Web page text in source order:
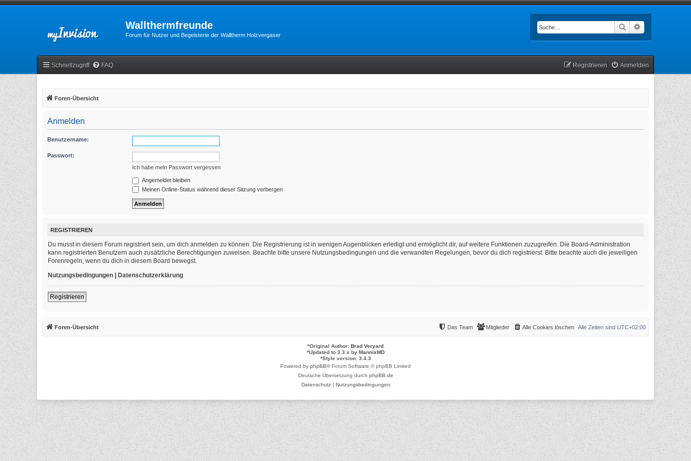
Wallthermfreunde
Forum für Nutzer und Begeisterte der Walltherm Holzvergaser
Suche
Schnellzugriff FAQ Anmelden
Registrieren
Foren-Übersicht
Anmelden
Benutzername:
Passwort:
Ich habe mein Passwort vergessen
Angemeldet bleiben
Meinen Online-Status während dieser Sitzung verbergen
REGISTRIEREN
Du musst in diesem Forum registriert sein, um dich anmelden zu können. Die Registrierung ist in wenigen Augenblicken erledigt und ermöglicht dir, auf weitere Funktionen zuzugreifen. Die Board-Administration
kann registrierten Benutzern auch zusätzliche Berechtigungen zuweisen. Beachte bitte unsere Nutzungsbedingungen und die verwandten Regelungen, bevor du dich registrierst. Bitte beachte auch die jeweiligen
Forenregeln, wenn du dich in diesem Board bewegst.
Nutzungsbedingungen | Datenschutzerklärung
Registrieren
Foren-Übersicht Alle Zeiten sind UTC+02:00
Alle Cookies löschen
Mitglieder
Das Team
*Original Author: Brad Veryard
*Updated to 3.3.x by MannixMD
*Style version: 3.4.3
Powered by phpBB® Forum Software © phpBB Limited
Deutsche Übersetzung durch phpBB.de
Datenschutz| Nutzungsbedingungen